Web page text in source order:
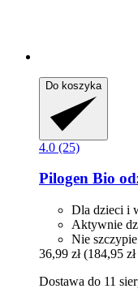
Do koszyka
4.0 (25)
Pilogen Bio
Dla dzieci i
Aktywnie
Nie
36,99 zł (184,95
Dostawa do 11